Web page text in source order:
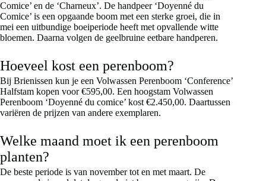
Comice’ en de ‘Charneux’. De handpeer ‘Doyenné du
Comice’ is een opgaande boom met een sterke groei, die in
mei een uitbundige boeiperiode heeft met opvallende witte
bloemen. Daarna volgen de geelbruine eetbare handperen.
Hoeveel kost een perenboom?
Bij Brienissen kun je een Volwassen Perenboom ‘Conference’
Halfstam kopen voor €595,00. Een hoogstam Volwassen
Perenboom ‘Doyenné du comice’ kost €2.450,00. Daartussen
variëren de prijzen van andere exemplaren.
Welke maand moet ik een perenboom
planten?
De beste periode is van november tot en met maart. De